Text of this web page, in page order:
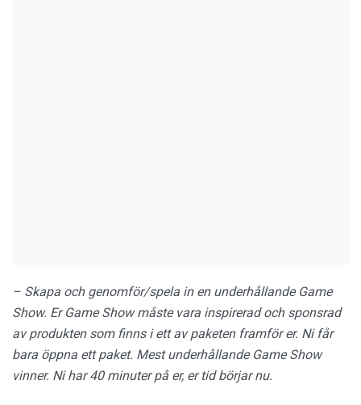
– Skapa och genomför/spela in en underhållande Game
Show. Er Game Show måste vara inspirerad och sponsrad
av produkten som finns i ett av paketen framför er. Ni får
bara öppna ett paket. Mest underhållande Game Show
vinner. Ni har 40 minuter på er, er tid börjar nu.